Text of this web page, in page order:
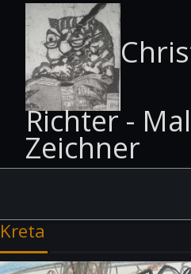
Richter -
Zeichner
Kreta